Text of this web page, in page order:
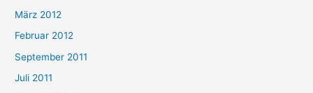
März 2012
Februar 2012
September 2011
Juli 2011